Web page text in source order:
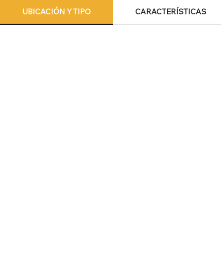
UBICACIÓN Y TIPO CARACTERÍSTICAS